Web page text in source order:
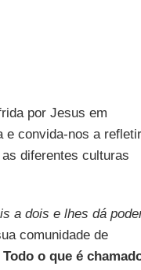
por Jesus em
e convida-nos a refletir
diferentes culturas
a dois e lhes dá
comunidade de
Todo o que é